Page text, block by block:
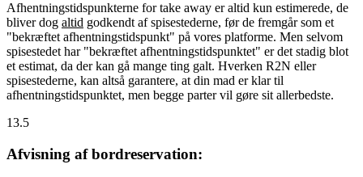
Afhentningstidspunkterne for take away er altid kun estimerede, de
bliver dog altid godkendt af spisestederne, før de fremgår som et
"bekræftet afhentningstidspunkt" på vores platforme. Men selvom
spisestedet har "bekræftet afhentningstidspunktet" er det stadig blot
et estimat, da der kan gå mange ting galt. Hverken R2N eller
spisestederne, kan altså garantere, at din mad er klar til
afhentningstidspunktet, men begge parter vil gøre sit allerbedste.
13.5
Afvisning af bordreservation: